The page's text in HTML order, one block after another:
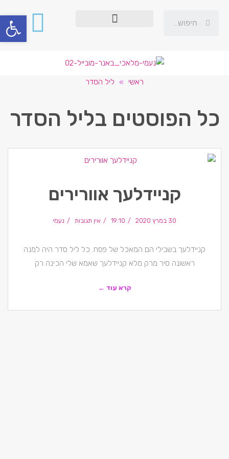
פתח
ראשי » ליל הסדר
כל הפוסטים בליל הסדר
קניידלעך אוורירים
30 במרץ 2020 19:10 אין תגובות נעמי
קניידלעך בשבילי הם המאכל של פסח. כל ליל סדר היה למנה
ראשונה סיר מרק מלא קניידלעך שאמא שלי הכינה רק
קרא עוד ←